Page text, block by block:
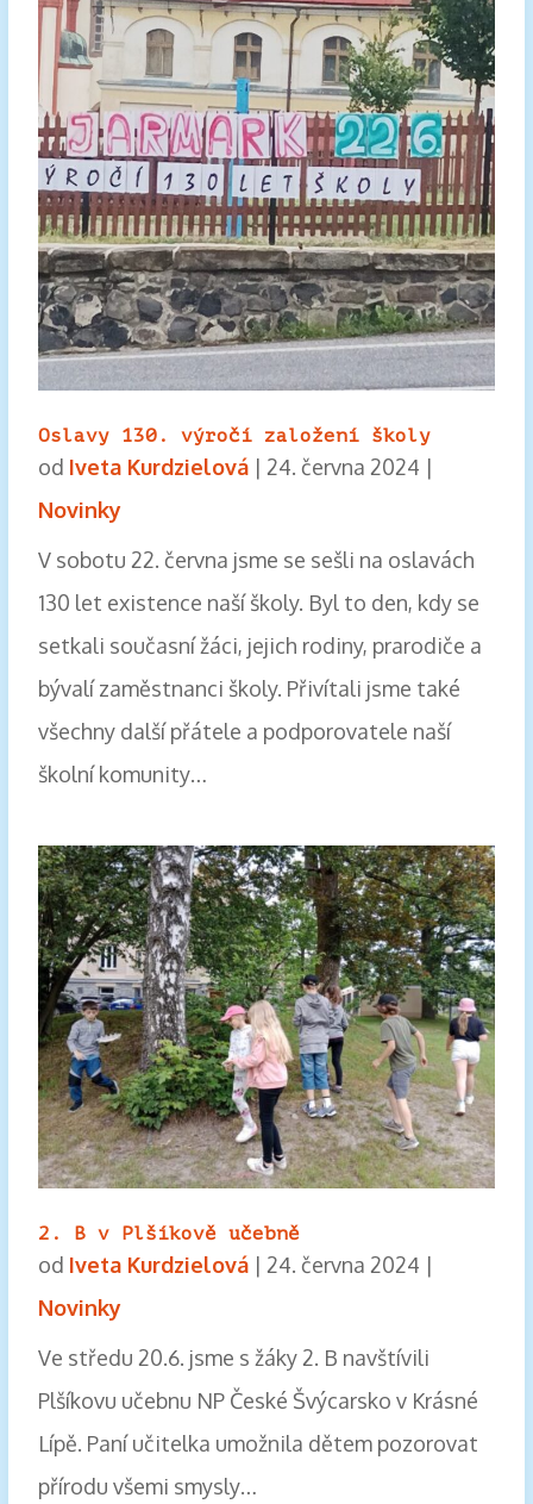
Oslavy 130. výročí založení školy
od Iveta Kurdzielová| 24. června 2024 |
Novinky
V sobotu 22. června jsme se sešli na oslavách
130 let existence naší školy. Byl to den, kdy se
setkali současní žáci, jejich rodiny, prarodiče a
bývalí zaměstnanci školy. Přivítali jsme také
všechny další přátele a podporovatele naší
školní komunity…
2. B v Plšíkově učebně
od Iveta Kurdzielová| 24. června 2024 |
Novinky
Ve středu 20.6. jsme s žáky 2. B navštívili
Plšíkovu učebnu NP České Švýcarsko v Krásné
Lípě. Paní učitelka umožnila dětem pozorovat
přírodu všemi smysly…